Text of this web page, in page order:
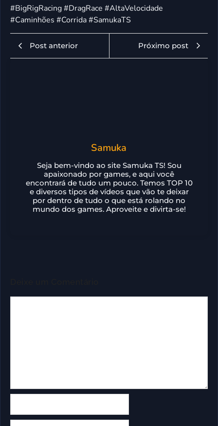
#BigRigRacing #DragRace #AltaVelocidade
#Caminhões #Corrida #SamukaTS
Post anterior Próximo post
Samuka
Seja bem-vindo ao site Samuka TS! Sou
apaixonado por games, e aqui você
encontrará de tudo um pouco. Temos TOP 10
e diversos tipos de vídeos que vão te deixar
por dentro de tudo o que está rolando no
mundo dos games. Aproveite e divirta-se!